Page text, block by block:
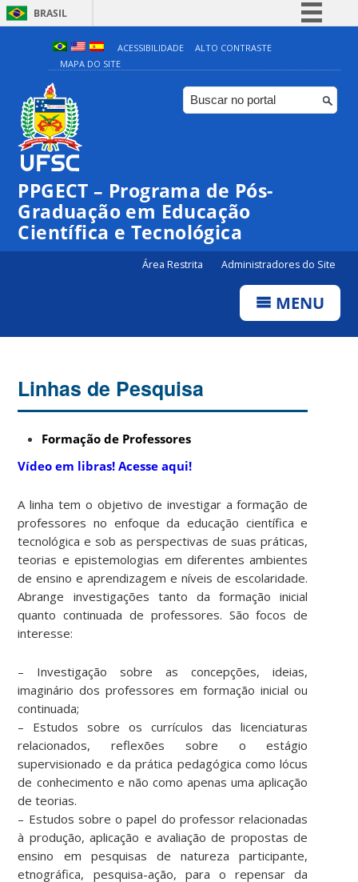
BRASIL
Simplifique!
Comunica BR
Participe
ACESSIBILIDADE
ALTO CONTRASTE
MAPA DO SITE
PPGECT – Programa de Pós-
Graduação em Educação
Científica e Tecnológica
Área Restrita Administradores do Site
MENU
Linhas de Pesquisa
Formação de Professores
Vídeo em libras! Acesse aqui!
A linha tem o objetivo de investigar a formação de
professores no enfoque da educação científica e
tecnológica e sob as perspectivas de suas práticas,
teorias e epistemologias em diferentes ambientes
de ensino e aprendizagem e níveis de escolaridade.
Abrange investigações tanto da formação inicial
quanto continuada de professores. São focos de
interesse:
– Investigação sobre as concepções, ideias,
imaginário dos professores em formação inicial ou
continuada;
– Estudos sobre os currículos das licenciaturas
relacionados, reflexões sobre o estágio
supervisionado e da prática pedagógica como lócus
de conhecimento e não como apenas uma aplicação
de teorias.
– Estudos sobre o papel do professor relacionadas
à produção, aplicação e avaliação de propostas de
ensino em pesquisas de natureza participante,
etnográfica, pesquisa-ação, para o repensar da